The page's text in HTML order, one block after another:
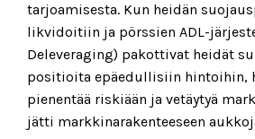
tarjoamisesta. Kun heidän
likvidoitiin ja pörssien ADL-
Deleveraging) pakottivat heidät
positioita epäedullisiin hintoihin,
pienentää riskiään ja vetäytyä
jätti markkinarakenteeseen